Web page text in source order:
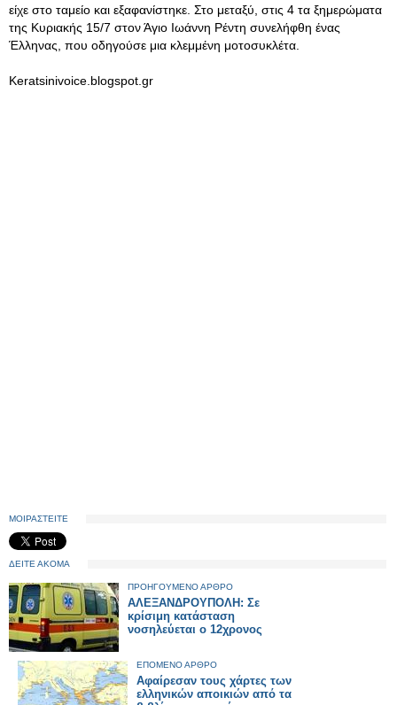
είχε στο ταμείο και εξαφανίστηκε. Στο μεταξύ, στις 4 τα ξημερώματα
της Κυριακής 15/7 στον Άγιο Ιωάννη Ρέντη συνελήφθη ένας
Έλληνας, που οδηγούσε μια κλεμμένη μοτοσυκλέτα.
Keratsinivoice.blogspot.gr
ΜΟΙΡΑΣΤΕΙΤΕ
ΔΕΙΤΕ ΑΚΟΜΑ
ΠΡΟΗΓΟΥΜΕΝΟ ΑΡΘΡΟ
AΛΕΞΑΝΔΡΟΥΠΟΛΗ: Σε
κρίσιμη κατάσταση
νοσηλεύεται ο 12χρονος
ΕΠΟΜΕΝΟ ΑΡΘΡΟ
Αφαίρεσαν τους χάρτες των
ελληνικών αποικιών από τα